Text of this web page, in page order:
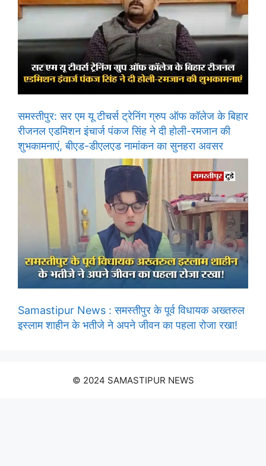
समस्तीपुर: सर एम यू टीचर्स ट्रेनिंग ग्रुप ऑफ कॉलेज के बिहार
रीजनल एडमिशन इंचार्ज पंकज सिंह ने दी होली-रमजान की
शुभकामनाएं, बीएड-डीएलएड नामांकन का सुनहरा अवसर
Samastipur News : समस्तीपुर के पूर्व विधायक अख्तरुल
इस्लाम शाहीन के भतीजे ने अपने जीवन का पहला रोजा रखा!
© 2024 SAMASTIPUR NEWS